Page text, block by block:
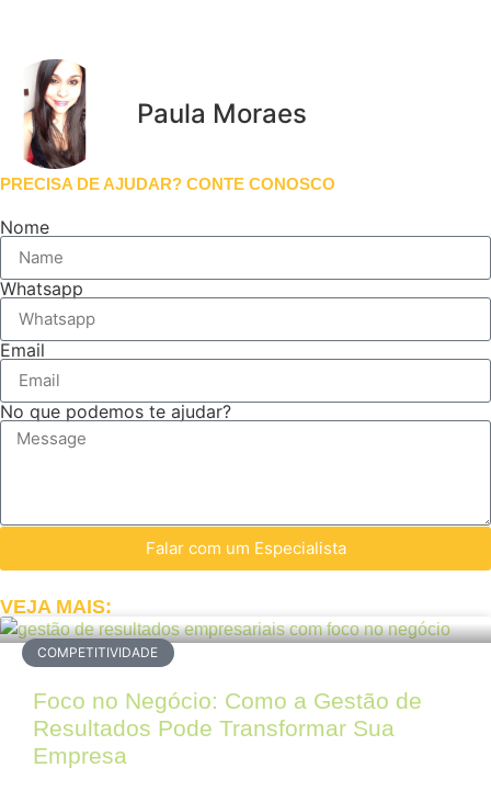
Paula Moraes
PRECISA DE AJUDAR? CONTE CONOSCO
Nome
Whatsapp
Email
No que podemos te ajudar?
Falar com um Especialista
VEJA MAIS:
COMPETITIVIDADE
Foco no Negócio: Como a Gestão de
Resultados Pode Transformar Sua
Empresa